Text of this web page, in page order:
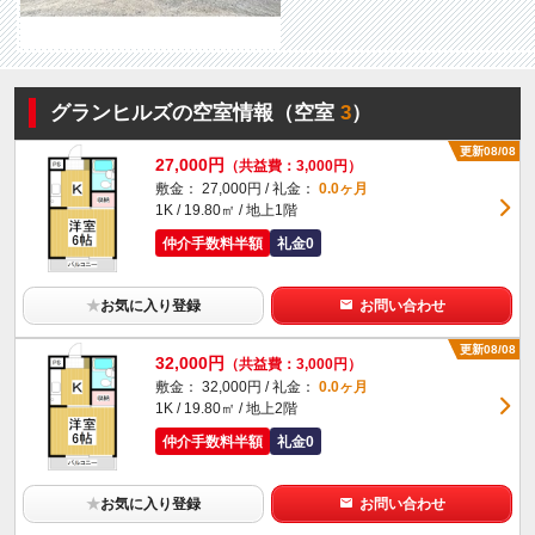
グランヒルズの空室情報（空室3）
更新08/08
27,000円
（共益費：3,000円）
敷金： 27,000円 / 礼金： 0.0ヶ月
1K / 19.80㎡ / 地上1階
仲介手数料半額
礼金0
★お気に入り登録 お問い合わせ
更新08/08
32,000円
（共益費：3,000円）
敷金： 32,000円 / 礼金： 0.0ヶ月
1K / 19.80㎡ / 地上2階
仲介手数料半額
礼金0
★お気に入り登録 お問い合わせ